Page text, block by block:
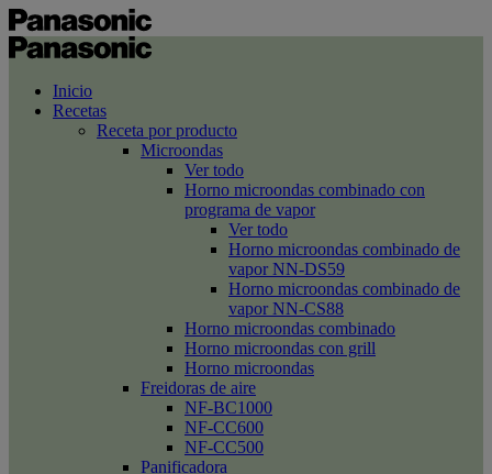
Inicio
Recetas
Receta por producto
Microondas
Ver todo
Horno microondas combinado con
programa de vapor
Ver todo
Horno microondas combinado de
vapor NN-DS59
Horno microondas combinado de
vapor NN-CS88
Horno microondas combinado
Horno microondas con grill
Horno microondas
Freidoras de aire
NF-BC1000
NF-CC600
NF-CC500
Panificadora